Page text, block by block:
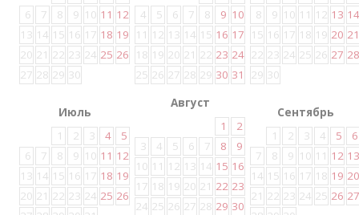
6
7 8 9 10 11 12
13 14 15 16 17 18 19
20 21 22 23 24 25 26
27 28 29 30
4
5 6 7 8 9 10
11 12 13 14 15 16 17
18 19 20 21 22 23 24
25 26 27 28 29 30 31
8
9 10 11 12 13 14
15 16 17 18 19 20 21
22 23 24 25 26 27 28
29 30
Июль
1
2 3 4
5
6
7 8 9 10 11 12
13 14 15 16 17 18 19
20 21 22 23 24 25 26
Август
1
2
3
4 5 6 7 8
9
10 11 12 13 14 15 16
17 18 19 20 21 22 23
24 25 26 27 28 29 30
Сентябрь
1
2 3 4 5
6
7
8 9 10 11 12 13
14 15 16 17 18 19 20
21 22 23 24 25 26 27